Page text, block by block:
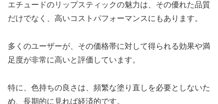
エチュードのリップスティックの魅力は、その優れた品質
だけでなく、高いコストパフォーマンスにもあります。
多くのユーザーが、その価格帯に対して得られる効果や満
足度が非常に高いと評価しています。
特に、色持ちの良さは、頻繁な塗り直しを必要としないた
め、長期的に見れば経済的です。